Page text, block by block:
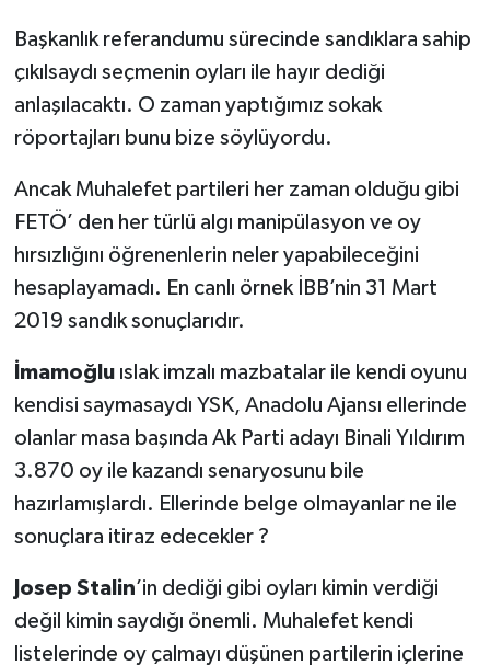
Başkanlık referandumu sürecinde sandıklara sahip
çıkılsaydı seçmenin oyları ile hayır dediği
anlaşılacaktı. O zaman yaptığımız sokak
röportajları bunu bize söylüyordu.
Ancak Muhalefet partileri her zaman olduğu gibi
FETÖ’ den her türlü algı manipülasyon ve oy
hırsızlığını öğrenenlerin neler yapabileceğini
hesaplayamadı. En canlı örnek İBB’nin 31 Mart
2019 sandık sonuçlarıdır.
İmamoğluıslak imzalı mazbatalar ile kendi oyunu
kendisi saymasaydı YSK, Anadolu Ajansı ellerinde
olanlar masa başında Ak Parti adayı Binali Yıldırım
3.870 oy ile kazandı senaryosunu bile
hazırlamışlardı. Ellerinde belge olmayanlar ne ile
sonuçlara itiraz edecekler ?
Josep Stalin’in dediği gibi oyları kimin verdiği
değil kimin saydığı önemli. Muhalefet kendi
listelerinde oy çalmayı düşünen partilerin içlerine